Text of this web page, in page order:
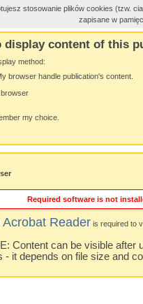
display content of this
method:
browser handle publication's content.
my choice.
Required software is not
Acrobat Reader is required to
Content can be visible after
- it depends on file size and
stosowanie plików cookies
zapisane w